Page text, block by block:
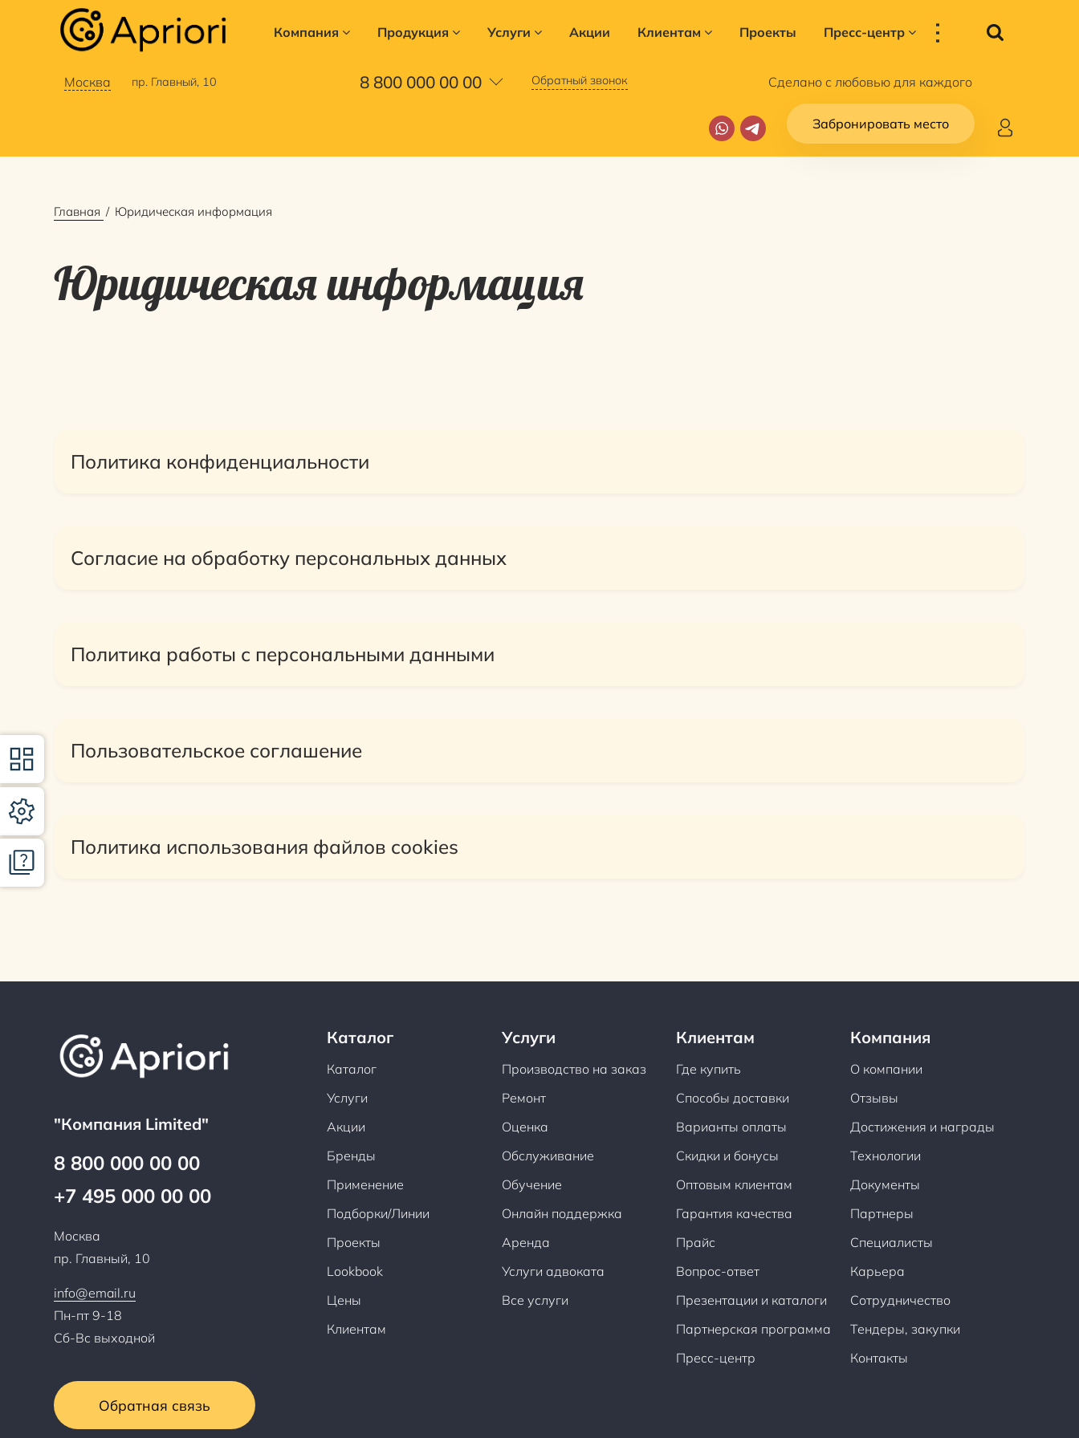
Компания Продукция Услуги Акции Клиентам Проекты Пресс-центр ...
Москва пр. Главный, 10 8 800 000 00 00 Обратный звонок Сделано с любовью для каждого
Забронировать место
Главная Юридическая информация
Юридическая информация
Политика конфиденциальности
Согласие на обработку персональных данных
Политика работы с персональными данными
Пользовательское соглашение
Политика использования файлов cookies
"Компания Limited"
8 800 000 00 00
+7 495 000 00 00
Москва
пр. Главный, 10
info@email.ru
Пн-пт 9-18
Сб-Вс выходной
Обратная связь
Каталог
Каталог
Услуги
Акции
Бренды
Применение
Подборки/Линии
Проекты
Lookbook
Цены
Клиентам
Услуги
Производство на заказ
Ремонт
Оценка
Обслуживание
Обучение
Онлайн поддержка
Аренда
Услуги адвоката
Все услуги
Клиентам
Где купить
Способы доставки
Варианты оплаты
Скидки и бонусы
Оптовым клиентам
Гарантия качества
Прайс
Вопрос-ответ
Презентации и каталоги
Партнерская программа
Пресс-центр
Компания
О компании
Отзывы
Достижения и награды
Технологии
Документы
Партнеры
Специалисты
Карьера
Сотрудничество
Тендеры, закупки
Контакты